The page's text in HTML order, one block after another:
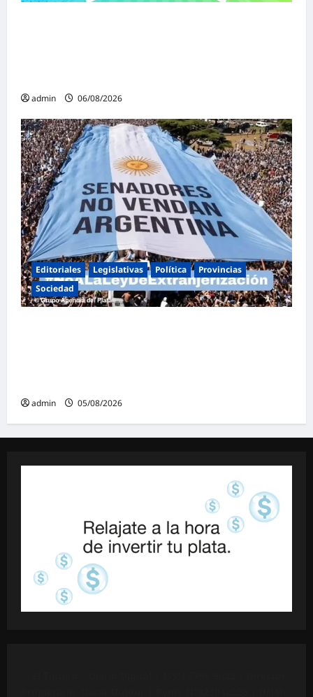
admin 06/08/2026
Editoriales Legislativas Política
Provincias
Sociedad
admin 05/08/2026